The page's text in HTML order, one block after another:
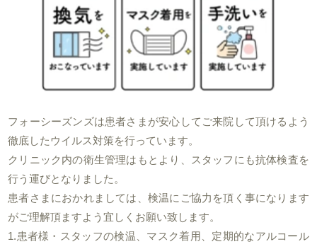
フォーシーズンズは患者さまが安心してご来院して頂けるよう
徹底したウイルス対策を行っています。
クリニック内の衛生管理はもとより、スタッフにも抗体検査を
行う運びとなりました。
患者さまにおかれましては、検温にご協力を頂く事になります
がご理解頂ますよう宜しくお願い致します。
1.患者様・スタッフの検温、マスク着用、定期的なアルコール